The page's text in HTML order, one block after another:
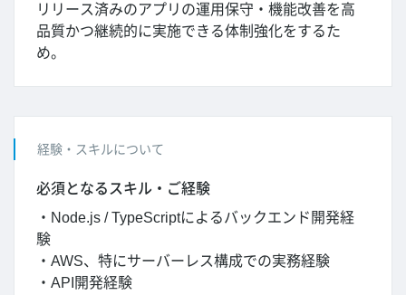
リリース済みのアプリの運用保守・機能改善を高
品質かつ継続的に実施できる体制強化をするた
め。
経験・スキルについて
必須となるスキル・ご経験
・Node.js / TypeScriptによるバックエンド開発経
験
・AWS、特にサーバーレス構成での実務経験
・API開発経験